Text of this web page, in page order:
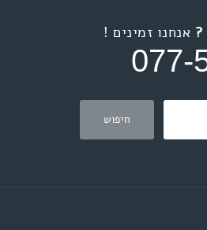
אנחנו זמינים !
077-